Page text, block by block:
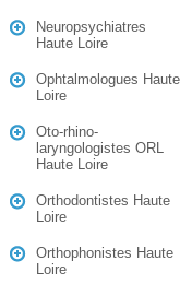
Neuropsychiatres
Haute Loire
Ophtalmologues Haute
Loire
Oto-rhino-
laryngologistes ORL
Haute Loire
Orthodontistes Haute
Loire
Orthophonistes Haute
Loire